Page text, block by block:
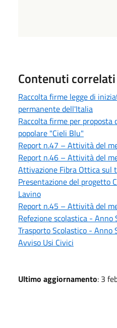
Contenuti correlati
Raccolta firme legge di
permanente dell'Italia
Raccolta firme per proposta
popolare "Cieli Blu"
Report n.47 – Attività del
Report n.46 – Attività del
Attivazione Fibra Ottica sul
Presentazione del progetto
Lavino
Report n.45 – Attività del
Refezione scolastica -
Trasporto Scolastico -
Avviso Usi Civici
Ultimo aggiornamento: 3